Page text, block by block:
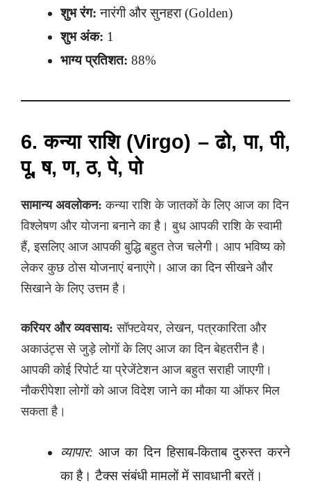
शुभ रंग: नारंगी और सुनहरा (Golden)
शुभ अंक: 1
भाग्य प्रतिशत: 88%
6. कन्या राशि (Virgo) – ढो, पा, पी,
पू, ष, ण, ठ, पे, पो
सामान्य अवलोकन: कन्या राशि के जातकों के लिए आज का दिन
विश्लेषण और योजना बनाने का है। बुध आपकी राशि के स्वामी
हैं, इसलिए आज आपकी बुद्धि बहुत तेज चलेगी। आप भविष्य को
लेकर कुछ ठोस योजनाएं बनाएंगे। आज का दिन सीखने और
सिखाने के लिए उत्तम है।
करियर और व्यवसाय: सॉफ्टवेयर, लेखन, पत्रकारिता और
अकाउंट्स से जुड़े लोगों के लिए आज का दिन बेहतरीन है।
आपकी कोई रिपोर्ट या प्रेजेंटेशन आज बहुत सराही जाएगी।
नौकरीपेशा लोगों को आज विदेश जाने का मौका या ऑफर मिल
सकता है।
व्यापार: आज का दिन हिसाब-किताब दुरुस्त करने
का है। टैक्स संबंधी मामलों में सावधानी बरतें।